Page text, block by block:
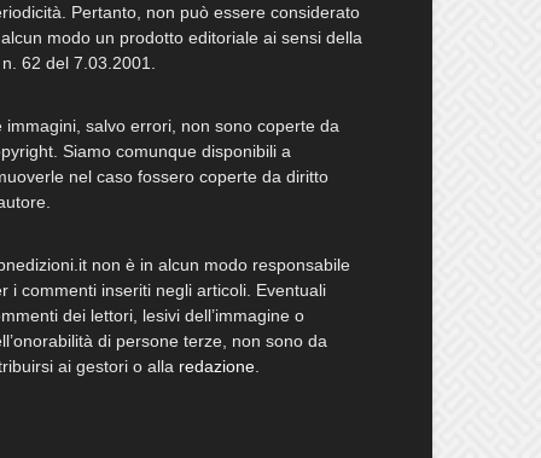
Pertanto, non può essere considerato
modo un prodotto editoriale ai sensi della
62 del 7.03.2001.
immagini, salvo errori, non sono coperte da
Siamo comunque disponibili a
nel caso fossero coperte da diritto
non è in alcun modo responsabile
i commenti inseriti negli articoli. Eventuali
dei lettori, lesivi dell’immagine o
di persone terze, non sono da
ai gestori o alla redazione